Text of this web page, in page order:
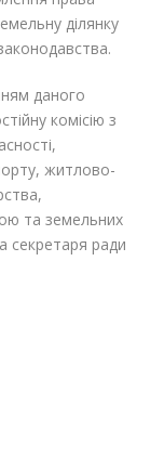
ділянку
даного
комісію з
житлово-
та земельних
секретаря ради